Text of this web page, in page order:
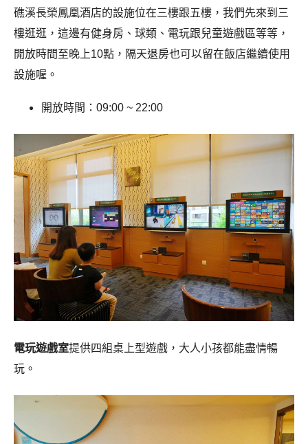
礁溪長榮鳳凰酒店的設施位在三樓跟五樓，我們先來到三
樓逛逛，這邊有健身房、球類、電玩跟兒童遊戲區等等，
開放時間至晚上10點，隔天退房也可以留在飯店繼續使用
設施喔。
開放時間：09:00 ~ 22:00
電玩遊戲室提供四組桌上型遊戲，大人小孩都能盡情暢
玩。